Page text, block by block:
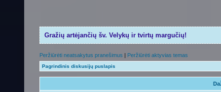
Gražių artėjančių šv. Velykų ir tvirtų margučių!
Peržiūrėti neatsakytus pranešimus | Peržiūrėti aktyvias temas
Pagrindinis diskusijų puslapis